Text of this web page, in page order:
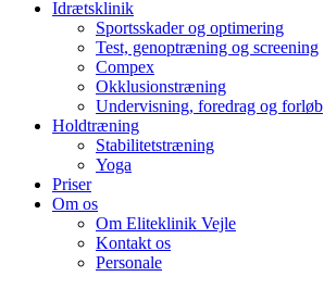
Idrætsklinik
Sportsskader og optimering
Test, genoptræning og screening
Compex
Okklusionstræning
Undervisning, foredrag og forløb
Holdtræning
Stabilitetstræning
Yoga
Priser
Om os
Om Eliteklinik Vejle
Kontakt os
Personale